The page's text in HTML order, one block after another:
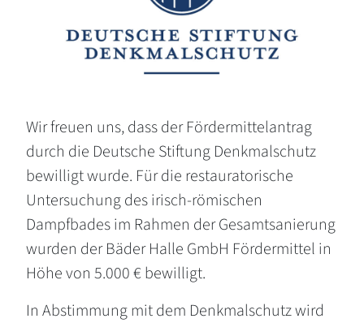
Wir freuen uns, dass der Fördermittelantrag
durch die Deutsche Stiftung Denkmalschutz
bewilligt wurde. Für die restauratorische
Untersuchung des irisch-römischen
Dampfbades im Rahmen der Gesamtsanierung
wurden der Bäder Halle GmbH Fördermittel in
Höhe von 5.000 € bewilligt.
In Abstimmung mit dem Denkmalschutz wird